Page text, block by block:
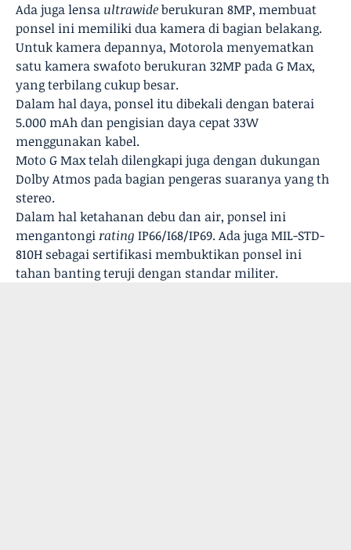
Ada juga lensa ultrawideberukuran 8MP, membuat
ponsel ini memiliki dua kamera di bagian belakang.
Untuk kamera depannya, Motorola menyematkan
satu kamera swafoto berukuran 32MP pada G Max,
yang terbilang cukup besar.
Dalam hal daya, ponsel itu dibekali dengan baterai
5.000 mAh dan pengisian daya cepat 33W
menggunakan kabel.
Moto G Max telah dilengkapi juga dengan dukungan
Dolby Atmos pada bagian pengeras suaranya yang th
stereo.
Dalam hal ketahanan debu dan air, ponsel ini
mengantongirating IP66/I68/IP69. Ada juga MIL-STD-
810H sebagai sertifikasi membuktikan ponsel ini
tahan banting teruji dengan standar militer.